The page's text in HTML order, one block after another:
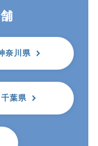
奈川県
千葉県